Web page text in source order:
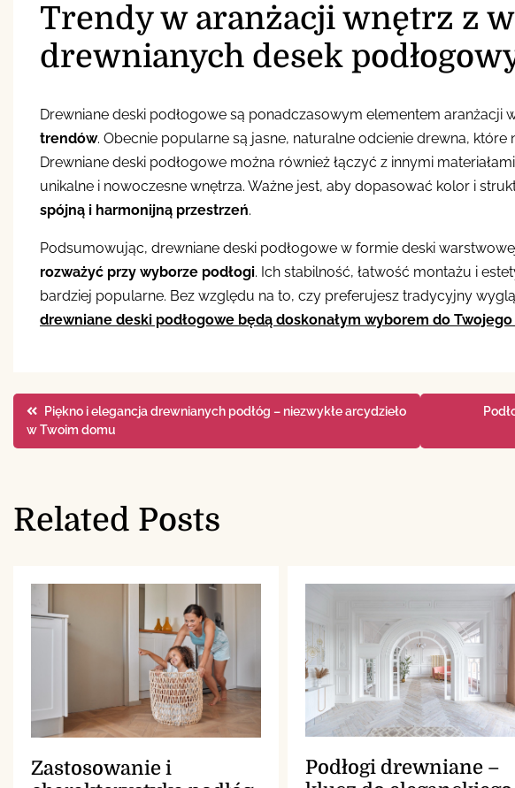
Trendy w aranżacji wnętrz z
drewnianych desek
Drewniane deski podłogowe są ponadczasowym elementem aranżacji
trendów. Obecnie popularne są jasne, naturalne odcienie drewna,
Drewniane deski podłogowe można również łączyć z innymi
unikalne i nowoczesne wnętrza. Ważne jest, aby dopasować kolor i
spójną i harmonijną przestrzeń.
Podsumowując, drewniane deski podłogowe w formie deski
rozważyć przy wyborze podłogi. Ich stabilność, łatwość montażu i
bardziej popularne. Bez względu na to, czy preferujesz tradycyjny
drewniane deski podłogowe będą doskonałym wyborem do
Nawigacja
wpisu
Piękno i elegancja drewnianych podłóg – niezwykłe arcydzieło
w Twoim domu
Related Posts
Zastosowanie i
Podłogi drewniane –